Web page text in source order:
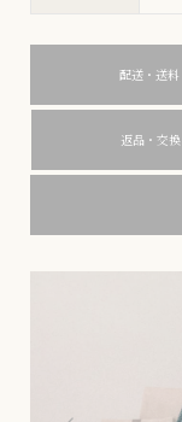
配送・送料
返品・交換